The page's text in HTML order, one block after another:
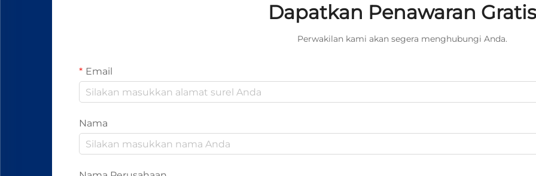
Dapatkan Penawaran Gratis
Perwakilan kami akan segera menghubungi Anda.
Email
Nama